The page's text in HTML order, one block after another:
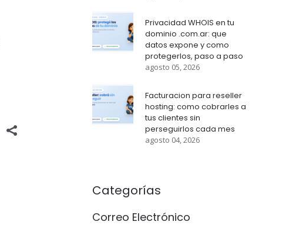
Privacidad WHOIS en tu
dominio .com.ar: que
datos expone y como
protegerlos, paso a paso
agosto 05, 2026
Facturacion para reseller
hosting: como cobrarles a
tus clientes sin
perseguirlos cada mes
agosto 04, 2026
Categorías
Correo Electrónico